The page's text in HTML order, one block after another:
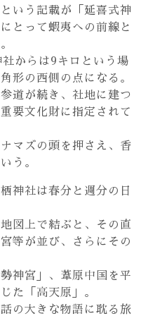
いう記載が「延喜式神
とって蝦夷への前線と
からは9キロという場
形の西側の点になる。
道が続き、社地に建つ
要文化財に指定されて
マズの頭を押さえ、香
う。
神社は春分と週分の日
図上で結ぶと、その直
等が並び、さらにその
神宮」、葦原中国を平
た「高天原」。
の大きな物語に耽る旅